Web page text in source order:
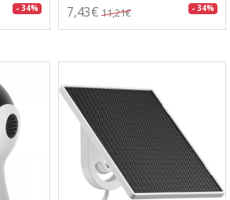
- 34% 7,43€ 11,21€ - 34%